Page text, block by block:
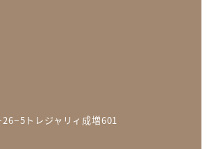
トレジャリィ成増601